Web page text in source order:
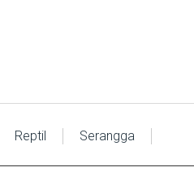
Reptil Serangga